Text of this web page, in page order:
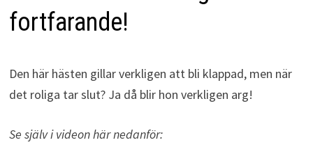
fortfarande!
Den här hästen gillar verkligen att bli klappad, men när
det roliga tar slut? Ja då blir hon verkligen arg!
Se själv i videon här nedanför: